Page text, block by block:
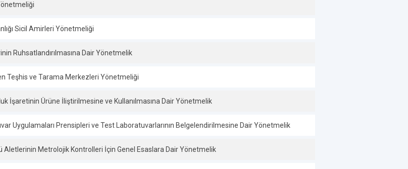
Sicil Amirleri Yönetmeliği
Ruhsatlandırılmasına Dair Yönetmelik
Teşhis ve Tarama Merkezleri Yönetmeliği
İşaretinin Ürüne İliştirilmesine ve Kullanılmasına Dair Yönetmelik
Uygulamaları Prensipleri ve Test Laboratuvarlarının Belgelendirilmesine Dair Yönetmelik
Aletlerinin Metrolojik Kontrolleri İçin Genel Esaslara Dair Yönetmelik